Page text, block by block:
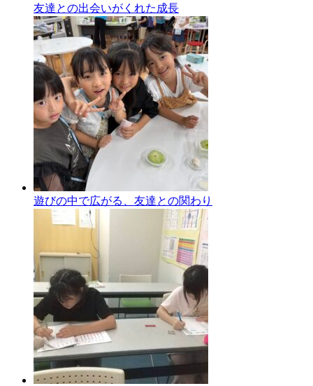
友達との出会いがくれた成長
遊びの中で広がる、友達との関わり